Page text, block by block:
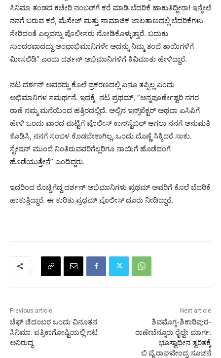
ಸಿನಿಮಾ ತಂಡದ ಕಚೇರಿ ನಂಬರ್‌ಗೆ ಕರೆ ಮಾಡಿ ಬೆದರಿಕೆ ಹಾಕುತಿದ್ದೀರಾ! ಇನ್ಮೇಲೆ
ನನಗೆ ಬರುವ ಕರೆ, ಮೆಸೇಜ್ ಮತ್ತು ಸಾಮಾಜಿಕ ಜಾಲತಾಣದಲ್ಲಿ ಬೆದರಿಕೆಗಳು
ಸೇರಿದಂತೆ ಎಲ್ಲವನ್ನು ಪೊಲೀಸರು ನೋಡಿಕೊಳ್ಳುತ್ತಾರೆ. ಬದುಕು
ಸುಂದರವಾದದ್ದು ಅಂಧಾಭಿಮಾನಿಗಳೇ ಅದನ್ನು ನಿಮ್ಮ ತಂದೆ ತಾಯಿಗಳಿಗೆ
ಮೀಸಲಿಡಿ” ಎಂದು ದರ್ಶನ್ ಅಭಿಮಾನಿಗಳಿಗೆ ಕಿವಿಮಾತು ಹೇಳಿದ್ದಾರೆ.
ನಟ ದರ್ಶನ್ ಅವರದ್ದು ಕೊಲೆ ಪ್ರಕರಣದಲ್ಲಿ ಏನೂ ತಪ್ಪಿಲ್ಲ ಎಂದು
ಅಭಿಮಾನಿಗಳ ಸಮರ್ಥನೆ. ಇದಕ್ಕೆ ನಟ ಪ್ರಥಮ್, “ಅನ್ನಪೂರ್ಣೇಶ್ವರಿ ನಗರ
ಠಾಣೆ ನಮ್ಮ ಮನೆಯಿಂದ ಹತ್ತಿರದಲ್ಲಿದೆ. ಅಲ್ಲಿನ ಇನ್ಸ್‌ಪೆಕ್ಟರ್ ಅಥವಾ ಎಸಿಪಿಗೆ
ಹೇಳಿ ಒಂದು ವಾರದ ಮಟ್ಟಿಗೆ ಪೊಲೀಸ್ ಕಾನ್‌ಸ್ಟೆಬಲ್ ಆಗಲು ನನಗೆ ಅನುಮತಿ
ಕೊಡಿಸಿ, ನನಗೆ ಸಂಬಳ ಕೊಡಬೇಕಾಗಿಲ್ಲ, ಒಂದು ದೊಣ್ಣೆ ಸಿಕ್ಕಿದರೆ ಸಾಕು.
ಸ್ಟೇಷನ್ ಮುಂದೆ ನಿಂತಿರುವವರಿಗೆಲ್ಲರಿಗೂ ನಾಯಿಗೆ ಹೊಡೆದಂಗೆ
ಹೊಡೆಯುತ್ತೇನೆ” ಎಂದಿದ್ದರು.
ಇದರಿಂದ ರೊಚ್ಚಿಗೆದ್ದ ದರ್ಶನ್ ಅಭಿಮಾನಿಗಳು ಪ್ರಥಮ್ ಅವರಿಗೆ ಕೊಲೆ ಬೆದರಿಕೆ
ಹಾಕುತ್ತಿದ್ದಾರೆ. ಈ ಕುರಿತು ಪ್ರಥಮ್ ಪೊಲೀಸ್ ದೂರು ನೀಡಿದ್ದಾರೆ.
Previous article
ಚೆಫ್ ಚಿದಂಬರ ಒಂದು ವಿನೂತನ
ಸಿನಿಮಾ: ಪತ್ರಿಕಾಗೋಷ್ಟಿಯಲ್ಲಿ ನಟ
ಅನಿರುದ್ಧ
Next article
ಶಿವಮೊಗ್ಗ-ಶಿಕಾರಿಪುರ-
ರಾಣೇಬೆನ್ನೂರು ರೈಲ್ವೇ ಮಾರ್ಗ:
ಭೂಸ್ವಾಧೀನ ತ್ವರಿತಕ್ಕೆ
ಬಿ.ವೈ.ರಾಘವೇಂದ್ರ ಸೂಚನೆ